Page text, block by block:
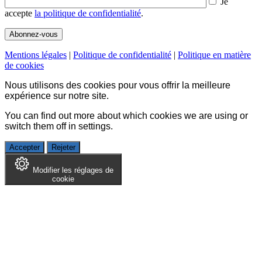
accepte la politique de confidentialité.
Mentions légales | Politique de confidentialité | Politique en matière
de cookies
Nous utilisons des cookies pour vous offrir la meilleure
expérience sur notre site.
You can find out more about which cookies we are using or
switch them off in settings.
Accepter Rejeter
Modifier les réglages de
cookie